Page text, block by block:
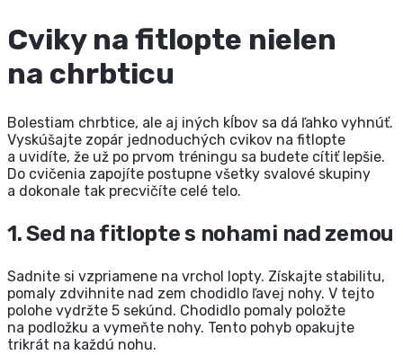
Cviky na fitlopte nielen
na chrbticu
Bolestiam chrbtice, ale aj iných kĺbov sa dá ľahko vyhnúť.
Vyskúšajte zopár jednoduchých cvikov na fitlopte
a uvidíte, že už po prvom tréningu sa budete cítiť lepšie.
Do cvičenia zapojíte postupne všetky svalové skupiny
a dokonale tak precvičíte celé telo.
1. Sed na fitlopte s nohami nad zemou
Sadnite si vzpriamene na vrchol lopty. Získajte stabilitu,
pomaly zdvihnite nad zem chodidlo ľavej nohy. V tejto
polohe vydržte 5 sekúnd. Chodidlo pomaly položte
na podložku a vymeňte nohy. Tento pohyb opakujte
trikrát na každú nohu.